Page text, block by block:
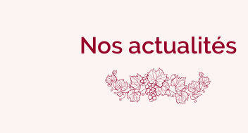
Nos actualités